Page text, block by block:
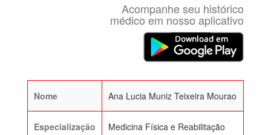
Acompanhe seu histórico
médico em nosso aplicativo
Nome Ana Lucia Muniz Teixeira Mourao
Especialização Medicina Física e Reabilitação